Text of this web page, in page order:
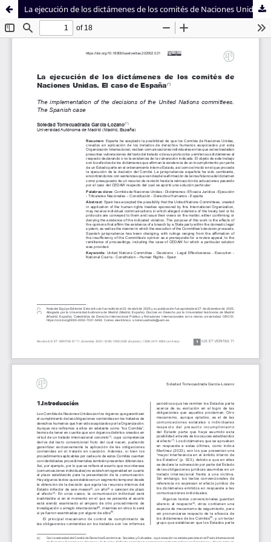
Sistema de
Bibliotecas
Facultad de
Derecho
La ejecución de los dictámenes de los comités de Naciones Unidas. El caso de España